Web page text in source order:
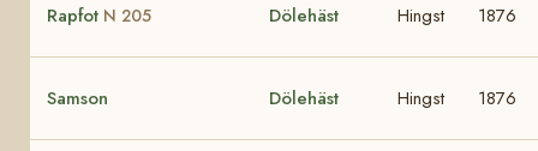
Rapfot N 205 Dölehäst Hingst 1876
Samson Dölehäst Hingst 1876